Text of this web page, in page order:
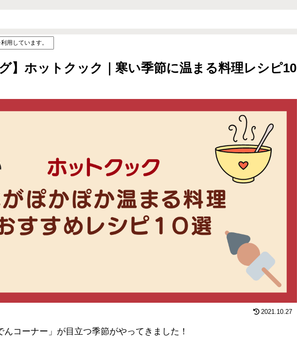
用しています。
】ホットクック｜寒い季節に温まる料理レシピ10
2021.10.27
コーナー」が目立つ季節がやってきました！